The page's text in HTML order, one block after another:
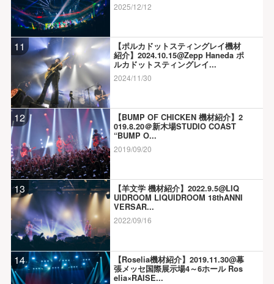
2025/12/12
11
【ポルカドットスティングレイ機材
紹介】2024.10.15@Zepp Haneda ポ
ルカドットスティングレイ...
2024/11/30
12
【BUMP OF CHICKEN 機材紹介】2
019.8.20＠新木場STUDIO COAST
“BUMP O...
2019/09/20
13
【羊文学 機材紹介】2022.9.5@LIQ
UIDROOM LIQUIDROOM 18thANNI
VERSAR...
2022/09/16
14
【Roselia機材紹介】2019.11.30@幕
張メッセ国際展示場4～6ホール Ros
elia×RAISE...